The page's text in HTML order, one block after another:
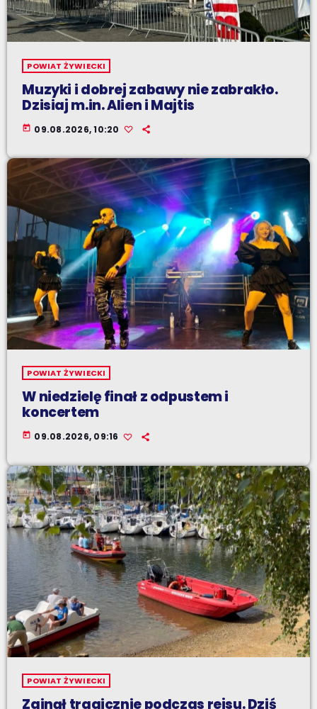
POWIAT ŻYWIECKI
Muzyki i dobrej zabawy nie zabrakło.
Dzisiaj m.in. Alien i Majtis
today 09.08.2026, 10:20
POWIAT ŻYWIECKI
W niedzielę finał z odpustem i
koncertem
today 09.08.2026, 09:16
POWIAT ŻYWIECKI
Zginął tragicznie podczas rejsu. Dziś